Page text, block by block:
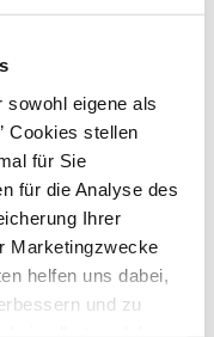
sowohl eigene als
Cookies stellen
für Sie
für die Analyse des
Ihrer
Marketingzwecke
helfen uns dabei,
und zu
Nexa